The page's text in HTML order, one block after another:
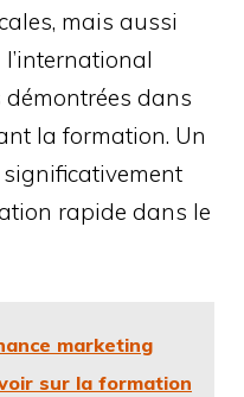
mais aussi
l’international
dans
la formation. Un
rapide dans le
marketing
sur la formation